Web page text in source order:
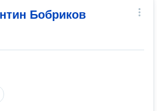
Бобриков